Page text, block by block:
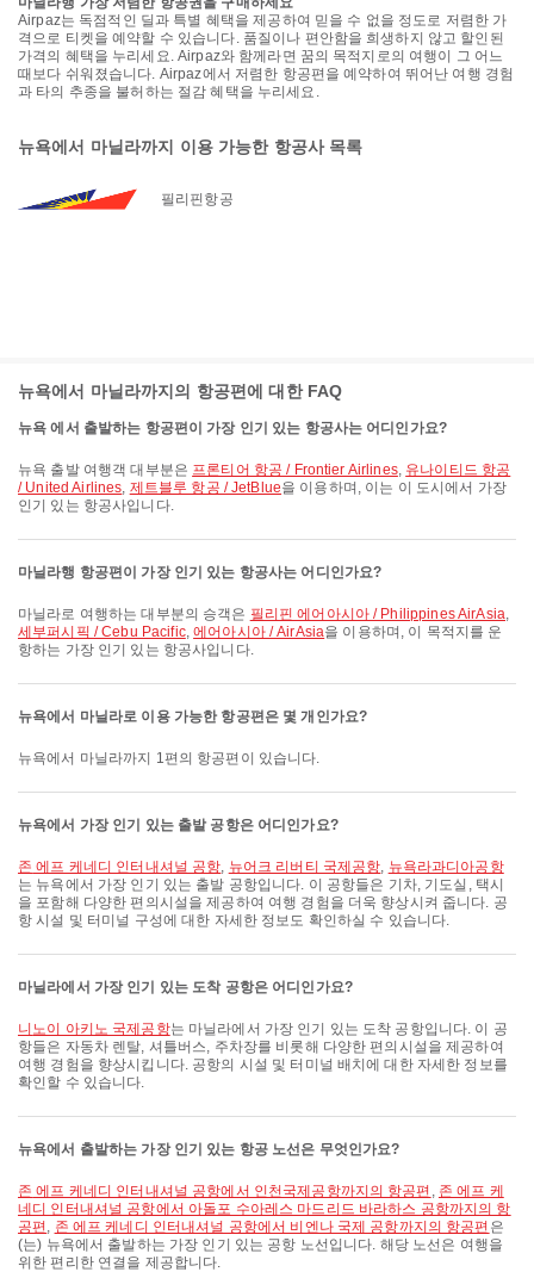
Airpaz는 독점적인 딜과 특별 혜택을 제공하여 믿을 수 없을 정도로 저렴한 가
격으로 티켓을 예약할 수 있습니다. 품질이나 편안함을 희생하지 않고 할인된
가격의 혜택을 누리세요. Airpaz와 함께라면 꿈의 목적지로의 여행이 그 어느
때보다 쉬워졌습니다. Airpaz에서 저렴한 항공편을 예약하여 뛰어난 여행 경험
과 타의 추종을 불허하는 절감 혜택을 누리세요.
뉴욕에서 마닐라까지 이용 가능한 항공사 목록
필리핀항공
뉴욕에서 마닐라까지의 항공편에 대한 FAQ
뉴욕 에서 출발하는 항공편이 가장 인기 있는 항공사는 어디인가요?
뉴욕 출발 여행객 대부분은 프론티어 항공 / Frontier Airlines, 유나이티드 항공
/ United Airlines, 제트블루 항공 / JetBlue을 이용하며, 이는 이 도시에서 가장
인기 있는 항공사입니다.
마닐라행 항공편이 가장 인기 있는 항공사는 어디인가요?
마닐라로 여행하는 대부분의 승객은 필리핀 에어아시아 / Philippines AirAsia,
세부퍼시픽 / Cebu Pacific,에어아시아 / AirAsia을 이용하며, 이 목적지를 운
항하는 가장 인기 있는 항공사입니다.
뉴욕에서 마닐라로 이용 가능한 항공편은 몇 개인가요?
뉴욕에서 마닐라까지 1편의 항공편이 있습니다.
뉴욕에서 가장 인기 있는 출발 공항은 어디인가요?
존 에프 케네디 인터내셔널 공항, 뉴어크 리버티 국제공항, 뉴욕라과디아공항
는 뉴욕에서 가장 인기 있는 출발 공항입니다. 이 공항들은 기차, 기도실, 택시
을 포함해 다양한 편의시설을 제공하여 여행 경험을 더욱 향상시켜 줍니다. 공
항 시설 및 터미널 구성에 대한 자세한 정보도 확인하실 수 있습니다.
마닐라에서 가장 인기 있는 도착 공항은 어디인가요?
니노이 아키노 국제공항는 마닐라에서 가장 인기 있는 도착 공항입니다. 이 공
항들은 자동차 렌탈, 셔틀버스, 주차장를 비롯해 다양한 편의시설을 제공하여
여행 경험을 향상시킵니다. 공항의 시설 및 터미널 배치에 대한 자세한 정보를
확인할 수 있습니다.
뉴욕에서 출발하는 가장 인기 있는 항공 노선은 무엇인가요?
존 에프 케네디 인터내셔널 공항에서 인천국제공항까지의 항공편 , 존 에프 케
네디 인터내셔널 공항에서 아돌포 수아레스 마드리드 바라하스 공항까지의 항
공편 , 존 에프 케네디 인터내셔널 공항에서 비엔나 국제 공항까지의 항공편 은
(는) 뉴욕에서 출발하는 가장 인기 있는 공항 노선입니다. 해당 노선은 여행을
위한 편리한 연결을 제공합니다.